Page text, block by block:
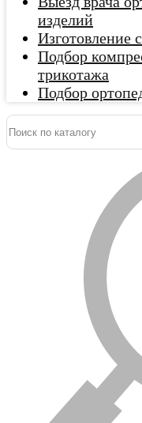
изделий
Изготовление
Подбор
трикотажа
Подбор